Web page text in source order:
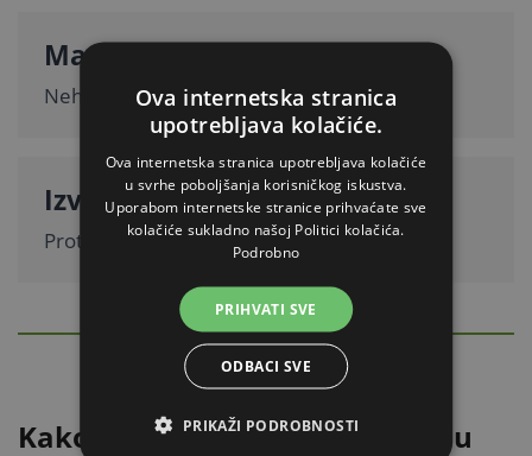
Materijal
Nehrđajući čelik.
Izvedba
Protuklizna.
DETALJAN OPIS
Sakrij
Kako odabrati pravu zapreminu
Ova internetska stranica
upotrebljava kolačiće.
Ova internetska stranica upotrebljava kolačiće
u svrhe poboljšanja korisničkog iskustva.
Uporabom internetske stranice prihvaćate sve
kolačiće sukladno našoj Politici kolačića.
Podrobno
PRIHVATI SVE
ODBACI SVE
PRIKAŽI PODROBNOSTI